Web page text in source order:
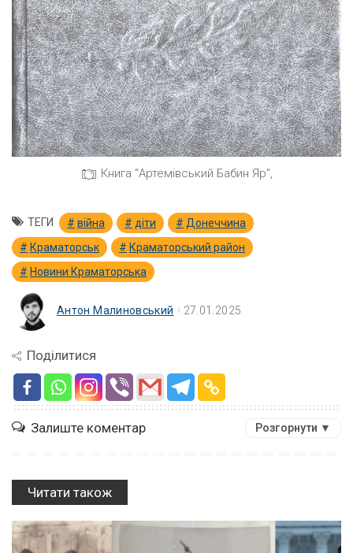
Книга “Артемівський Бабин Яр”,
ТЕГИ війна діти
Донеччина
Краматорськ
Краматорський район
Новини Краматорська
Антон Малиновський 27.01.2025
Поділитися
Залиште коментар Розгорнути ▼
Читати також